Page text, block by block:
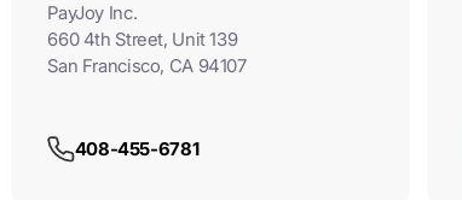
PayJoy Inc.
660 4th Street, Unit 139
San Francisco, CA 94107
408-455-6781